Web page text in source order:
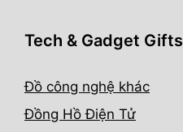
Tech & Gadget Gifts
Đồ công nghệ khác
Đồng Hồ Điện Tử